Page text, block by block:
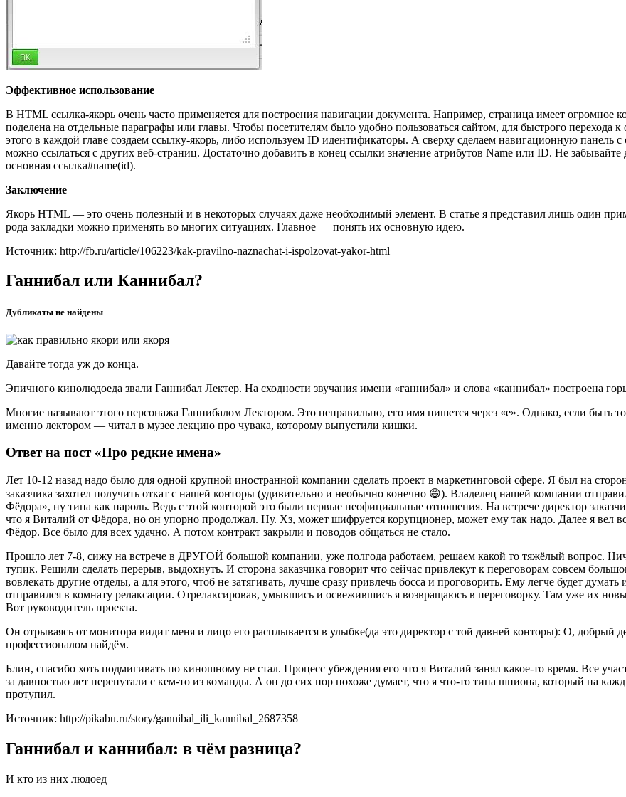
Эффективное использование
В HTML ссылка-якорь очень часто применяется для построения навигации документа. Например, страница имеет огромное
поделена на отдельные параграфы или главы. Чтобы посетителям было удобно пользоваться сайтом, для быстрого перехода
этого в каждой главе создаем ссылку-якорь, либо используем ID идентификаторы. А сверху сделаем навигационную панель
можно ссылаться с других веб-страниц. Достаточно добавить в конец ссылки значение атрибутов Name или ID. Не
основная ссылка#name(id).
Заключение
Якорь HTML — это очень полезный и в некоторых случаях даже необходимый элемент. В статье я представил лишь один
рода закладки можно применять во многих ситуациях. Главное — понять их основную идею.
Источник: http://fb.ru/article/106223/kak-pravilno-naznachat-i-ispolzovat-yakor-html
Ганнибал или Каннибал?
Дубликаты не найдены
Давайте тогда уж до конца.
Эпичного кинолюдоеда звали Ганнибал Лектер. На сходности звучания имени «ганнибал» и слова «каннибал» построена
Многие называют этого персонажа Ганнибалом Лектором. Это неправильно, его имя пишется через «е». Однако, если
именно лектором — читал в музее лекцию про чувака, которому выпустили кишки.
Ответ на пост «Про редкие имена»
Лет 10-12 назад надо было для одной крупной иностранной компании сделать проект в маркетинговой сфере. Я был на
заказчика захотел получить откат с нашей конторы (удивительно и необычно конечно 😄). Владелец нашей компании
Фёдора», ну типа как пароль. Ведь с этой конторой это были первые неофициальные отношения. На встрече директор
что я Виталий от Фёдора, но он упорно продолжал. Ну. Хз, может шифруется корупционер, может ему так надо. Далее я вел
Фёдор. Все было для всех удачно. А потом контракт закрыли и поводов общаться не стало.
Прошло лет 7-8, сижу на встрече в ДРУГОЙ большой компании, уже полгода работаем, решаем какой то тяжёлый вопрос.
тупик. Решили сделать перерыв, выдохнуть. И сторона заказчика говорит что сейчас привлекут к переговорам совсем
вовлекать другие отделы, а для этого, чтоб не затягивать, лучше сразу привлечь босса и проговорить. Ему легче будет
отправился в комнату релаксации. Отрелаксировав, умывшись и освежившись я возвращаюсь в переговорку. Там уже их
Вот руководитель проекта.
Он отрываясь от монитора видит меня и лицо его расплывается в улыбке(да это директор с той давней конторы): О,
профессионалом найдём.
Блин, спасибо хоть подмигивать по киношному не стал. Процесс убеждения его что я Виталий занял какое-то время. Все
за давностью лет перепутали с кем-то из команды. А он до сих пор похоже думает, что я что-то типа шпиона, который на
протупил.
Источник: http://pikabu.ru/story/gannibal_ili_kannibal_2687358
Ганнибал и каннибал: в чём разница?
И кто из них людоед